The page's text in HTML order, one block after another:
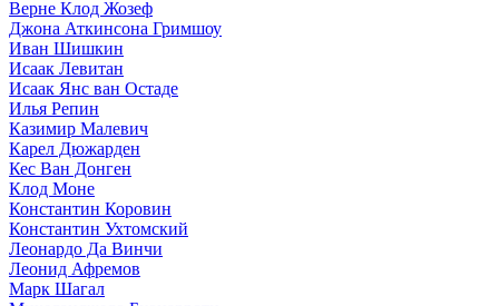
Верне Клод Жозеф
Джона Аткинсона Гримшоу
Иван Шишкин
Исаак Левитан
Исаак Янс ван Остаде
Илья Репин
Казимир Малевич
Карел Дюжарден
Кес Ван Донген
Клод Моне
Константин Коровин
Константин Ухтомский
Леонардо Да Винчи
Леонид Афремов
Марк Шагал